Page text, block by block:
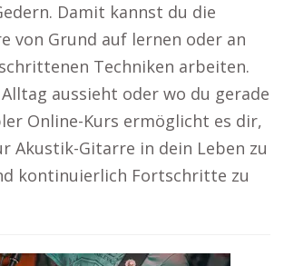
Damit kannst du die
von Grund auf lernen oder an
Techniken arbeiten.
aussieht oder wo du gerade
Online-Kurs ermöglicht es dir,
Akustik-Gitarre in dein Leben zu
kontinuierlich Fortschritte zu